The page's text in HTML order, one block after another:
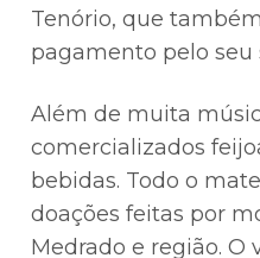
Tenório, que
pagamento pelo seu
Além de muita
comercializados
bebidas. Todo o
doações feitas por
Medrado e região. O